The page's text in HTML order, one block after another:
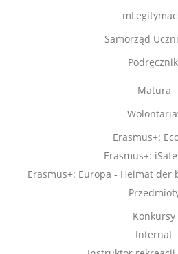
Samorząd
Matura
Erasmus+:
Erasmus+:
Erasmus+: Europa - Heimat
Konkursy
Internat